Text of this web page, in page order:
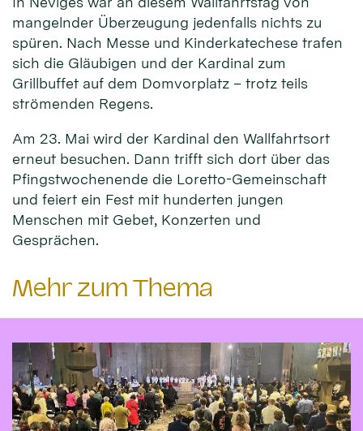
mangelnder Überzeugung jedenfalls nichts zu
spüren. Nach Messe und Kinderkatechese trafen
sich die Gläubigen und der Kardinal zum
Grillbuffet auf dem Domvorplatz – trotz teils
strömenden Regens.
Am 23. Mai wird der Kardinal den Wallfahrtsort
erneut besuchen. Dann trifft sich dort über das
Pfingstwochenende die Loretto-Gemeinschaft
und feiert ein Fest mit hunderten jungen
Menschen mit Gebet, Konzerten und
Gesprächen.
Mehr zum Thema